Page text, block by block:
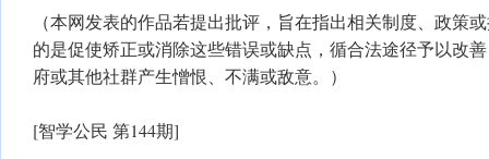
（本网发表的作品若提出批评，旨在指出相关制度、政策
的是促使矫正或消除这些错误或缺点，循合法途径予以改
府或其他社群产生憎恨、不满或敌意。）
[智学公民 第144期]